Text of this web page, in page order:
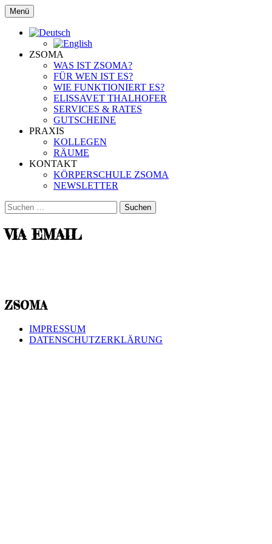
Zum
Inhalt
springen
Körperschule Zsoma
www.zsoma.de
Menü
ZSOMA
WAS IST ZSOMA?
FÜR WEN IST ES?
WIE FUNKTIONIERT ES?
ELISSAVET THALHOFER
SERVICES & RATES
GUTSCHEINE
PRAXIS
KOLLEGEN
RÄUME
KONTAKT
KÖRPERSCHULE ZSOMA
NEWSLETTER
Suchen
nach:
VIA EMAIL
ZSOMA
IMPRESSUM
DATENSCHUTZERKLÄRUNG